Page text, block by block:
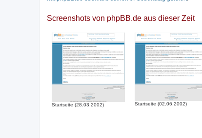
Screenshots von phpBB.de aus dieser Zeit
Startseite (28.03.2002) Startseite (02.06.2002)